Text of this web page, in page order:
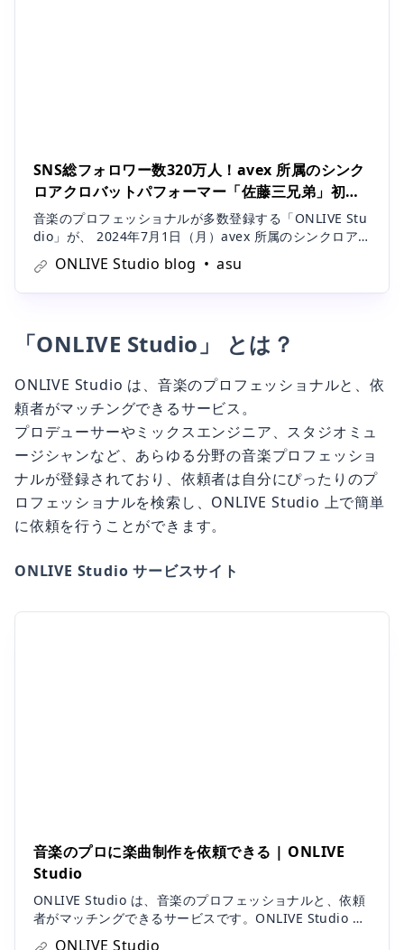
ロアクロバットパフォーマー「佐藤三兄弟」初の
オリジナル楽曲コンテスト開催への想い |
ONLIVE Studio blog
音楽のプロフェッショナルが多数登録する「ONLIVE Stu
dio」が、 2024年7月1日（月）avex 所属のシンクロア
クロバットパフォーマー・佐藤三兄弟の楽曲コンテスト
を開催することになりました。作曲・作詞、アレンジ、
ミックスの３段階で募集を行い、優勝者の楽曲は avex よ
りリリー
ONLIVE Studio blog
「ONLIVE Studio」 とは？
頼者がマッチングできるサービス。
プロデューサーやミックスエンジニア、スタジオミュ
ージシャンなど、あらゆる分野の音楽プロフェッショ
ナルが登録されており、依頼者は自分にぴったりのプ
ロフェッショナルを検索し、ONLIVE Studio 上で簡単
に依頼を行うことができます。
Studio
者がマッチングできるサービスです。ONLIVE Studio に
は、プロデューサー、ミックスエンジニア、スタジオミ
ュージシャンをはじめとした、業界の第一線で活躍して
ONLIVE Studio